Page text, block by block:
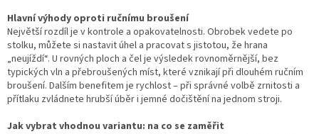
Hlavní výhody oproti ručnímu broušení
Největší rozdíl je v kontrole a opakovatelnosti. Obrobek vedete po
stolku, můžete si nastavit úhel a pracovat s jistotou, že hrana
„neujíždí“. U rovných ploch a čel je výsledek rovnoměrnější, bez
typických vln a přebroušených míst, které vznikají při dlouhém ručním
broušení. Dalším benefitem je rychlost – při správné volbě zrnitosti a
přítlaku zvládnete hrubší úběr i jemné dočištění na jednom stroji.
Jak vybrat vhodnou variantu: na co se zaměřit